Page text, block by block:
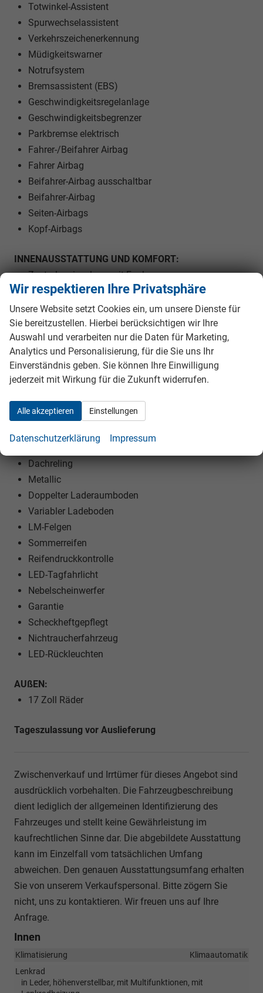
Totwinkel-Assistent
Spurwechselassistent
Verkehrszeichenerkennung
Müdigkeitswarner
Notrufsystem
Bremsassistent (EBS)
Geschwindigkeitsregelanlage
Geschwindigkeitsbegrenzer
Parkbremse elektrisch
Fahrer-/Beifahrer Airbag
Fahrer Airbag
Beifahrer-Airbag ausschaltbar
Beifahrer-Airbag
Seiten-Airbags
Kopf-Airbags
INNENAUSSTATTUNG UND KOMFORT:
Zentralverriegelung mit Funk
Außenspiegel elektrisch verstellbar
Außenspiegel beheizbar
Außenspiegel elektrisch anklappbar
Elektrische Fensterheber vorne und hinten
Fahrersitz höhenverstellbar
Armlehnen vorne
Kindersitzvorbereitung (ISOFIX)
Rücksitzbank teilbar
Lenkrad höhenverstellbar
Dachreling
Metallic
Doppelter Laderaumboden
Variabler Ladeboden
LM-Felgen
Sommerreifen
Reifendruckkontrolle
LED-Tagfahrlicht
Nebelscheinwerfer
Garantie
Scheckheftgepflegt
Nichtraucherfahrzeug
LED-Rückleuchten
AUßEN:
17 Zoll Räder
Tageszulassung vor Auslieferung
Zwischenverkauf und Irrtümer für dieses Angebot sind
ausdrücklich vorbehalten. Die Fahrzeugbeschreibung
dient lediglich der allgemeinen Identifizierung des
Fahrzeuges und stellt keine Gewährleistung im
kaufrechtlichen Sinne dar. Die abgebildete Ausstattung
kann im Einzelfall vom tatsächlichen Umfang
abweichen. Den genauen Ausstattungsumfang erhalten
Sie von unserem Verkaufspersonal. Bitte zögern Sie
nicht, uns zu kontaktieren. Wir freuen uns auf Ihre
Anfrage.
Innen
Klimatisierung
Klimaautomatik
Lenkrad
in Leder, höhenverstellbar, mit Multifunktionen, mit
Wir respektieren Ihre Privatsphäre
Unsere Website setzt Cookies ein, um unsere Dienste für
Sie bereitzustellen. Hierbei berücksichtigen wir Ihre
Auswahl und verarbeiten nur die Daten für Marketing,
Analytics und Personalisierung, für die Sie uns Ihr
Einverständnis geben. Sie können Ihre Einwilligung
jederzeit mit Wirkung für die Zukunft widerrufen.
Alle akzeptieren Einstellungen
Datenschutzerklärung Impressum